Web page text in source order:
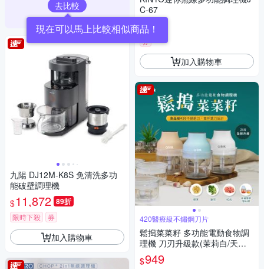
去比較
九陽 DJ12M-K8S 免清洗多功
能破壁調理機
$11,872 89折
限時下殺 券
加入購物車
C-67
$899
券
加入購物車
420醫療級不鏽鋼刀片
鬆搗菜菜籽 多功能電動食物調
理機 刀刃升級款(茉莉白/天空
藍/奶茶棕)
$949